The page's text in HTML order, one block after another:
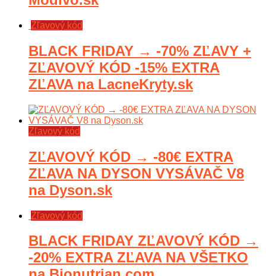
Zľavový kód
BLACK FRIDAY → -70% ZĽAVY +
ZĽAVOVÝ KÓD -15% EXTRA
ZĽAVA na LacneKryty.sk
Zľavový kód
ZĽAVOVÝ KÓD → -80€ EXTRA
ZĽAVA NA DYSON VYSÁVAČ V8
na Dyson.sk
Zľavový kód
BLACK FRIDAY ZĽAVOVÝ KÓD →
-20% EXTRA ZĽAVA NA VŠETKO